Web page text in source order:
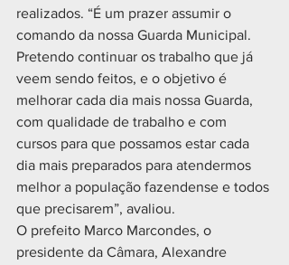
realizados. “É um prazer assumir o
comando da nossa Guarda Municipal.
Pretendo continuar os trabalho que já
veem sendo feitos, e o objetivo é
melhorar cada dia mais nossa Guarda,
com qualidade de trabalho e com
cursos para que possamos estar cada
dia mais preparados para atendermos
melhor a população fazendense e todos
que precisarem”, avaliou.
O prefeito Marco Marcondes, o
presidente da Câmara, Alexandre